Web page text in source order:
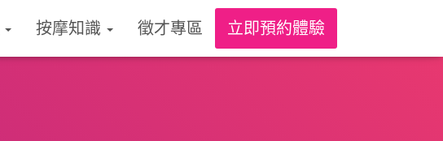
按摩知識 徵才專區 立即預約體驗